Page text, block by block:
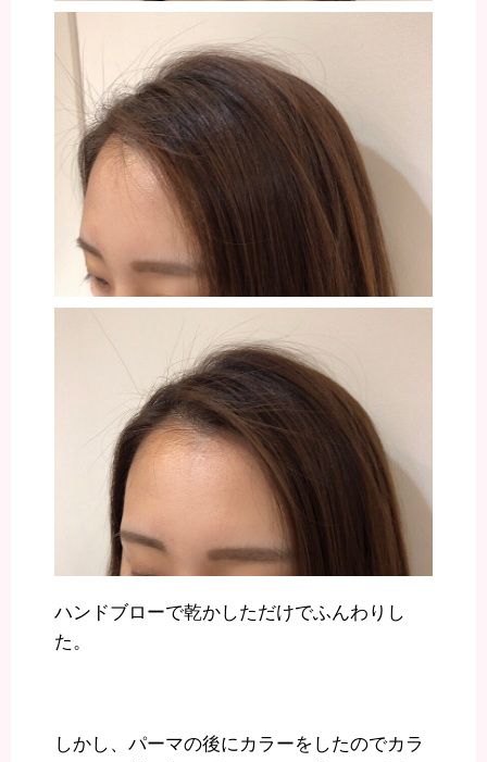
ハンドブローで乾かしただけでふんわりし
た。
しかし、パーマの後にカラーをしたのでカラ